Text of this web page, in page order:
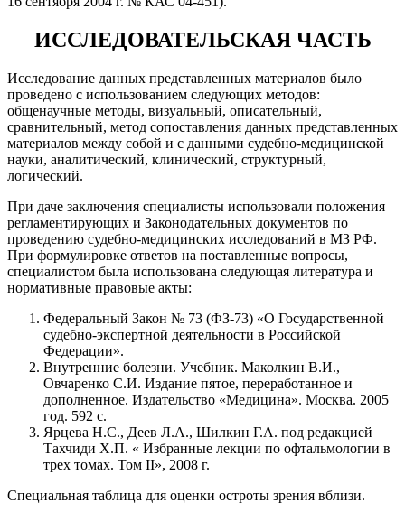
ИССЛЕДОВАТЕЛЬСКАЯ ЧАСТЬ
Исследование данных представленных материалов было
проведено с использованием следующих методов:
общенаучные методы, визуальный, описательный,
сравнительный, метод сопоставления данных представленных
материалов между собой и с данными судебно-медицинской
науки, аналитический, клинический, структурный,
логический.
При даче заключения специалисты использовали положения
регламентирующих и Законодательных документов по
проведению судебно-медицинских исследований в МЗ РФ.
При формулировке ответов на поставленные вопросы,
специалистом была использована следующая литература и
нормативные правовые акты:
Федеральный Закон № 73 (ФЗ-73) «О Государственной
судебно-экспертной деятельности в Российской
Федерации».
Внутренние болезни. Учебник. Маколкин В.И.,
Овчаренко С.И. Издание пятое, переработанное и
дополненное. Издательство «Медицина». Москва. 2005
год. 592 с.
Ярцева Н.С., Деев Л.А., Шилкин Г.А. под редакцией
Тахчиди Х.П. « Избранные лекции по офтальмологии в
трех томах. Том II», 2008 г.
Специальная таблица для оценки остроты зрения вблизи.